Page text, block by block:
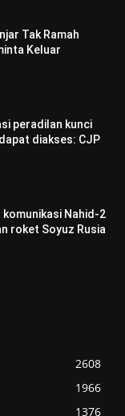
Tak Ramah
Keluar
peradilan kunci
diakses: CJP
Nahid-2
roket Soyuz Rusia
2608
1966
1376